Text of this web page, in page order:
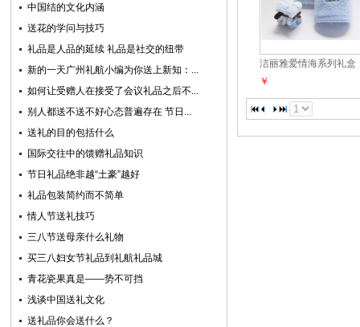
中国结的文化内涵
送花的学问与技巧
礼品是人品的延续 礼品是社交的纽带
新的一天广州礼航小编为你送上新知：...
如何让受赠人在接受了会议礼品之后不...
别人都送不送不好心态普遍存在 节日...
送礼的目的包括什么
国际交往中的馈赠礼品知识
节日礼品绝非越“土豪”越好
礼品包装简约而不简单
情人节送礼技巧
三八节送母亲什么礼物
买三八妇女节礼品到礼航礼品城
青花瓷果真是——势不可挡
浅谈中国送礼文化
送礼品你会送什么？
洁丽雅爱情海系列礼盒
￥